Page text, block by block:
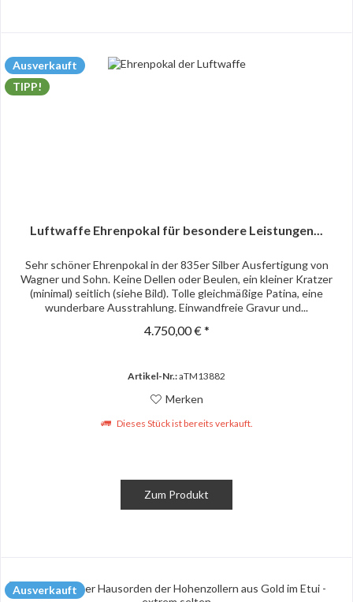
Ausverkauft
TIPP!
Luftwaffe Ehrenpokal für besondere Leistungen...
Sehr schöner Ehrenpokal in der 835er Silber Ausfertigung von
Wagner und Sohn. Keine Dellen oder Beulen, ein kleiner Kratzer
(minimal) seitlich (siehe Bild). Tolle gleichmäßige Patina, eine
wunderbare Ausstrahlung. Einwandfreie Gravur und...
4.750,00 € *
Artikel-Nr.:aTM13882
Merken
Dieses Stück ist bereits verkauft.
Zum Produkt
Ausverkauft